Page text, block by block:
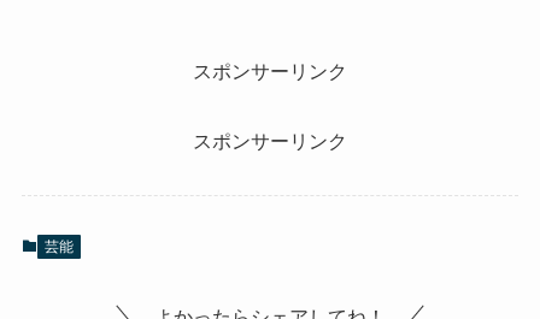
スポンサーリンク
スポンサーリンク
芸能